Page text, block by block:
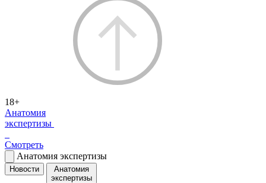
18+
Анатомия
экспертизы
Смотреть
Анатомия экспертизы
Новости
Анатомия
экспертизы